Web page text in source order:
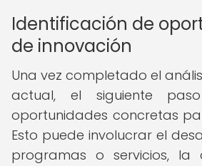
Identificación de
de innovación
Una vez completado el
actual, el siguiente
oportunidades concretas
Esto puede involucrar el
programas o servicios, la